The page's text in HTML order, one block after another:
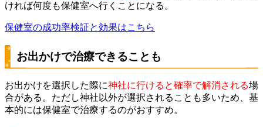
ければ何度も保健室へ行くことになる。
保健室の成功率検証と効果はこちら
お出かけで治療できることも
お出かけを選択した際に神社に行けると確率で解消される場
合がある。ただし神社以外が選択されることも多いため、基
本的には保健室で治療するのがおすすめ。